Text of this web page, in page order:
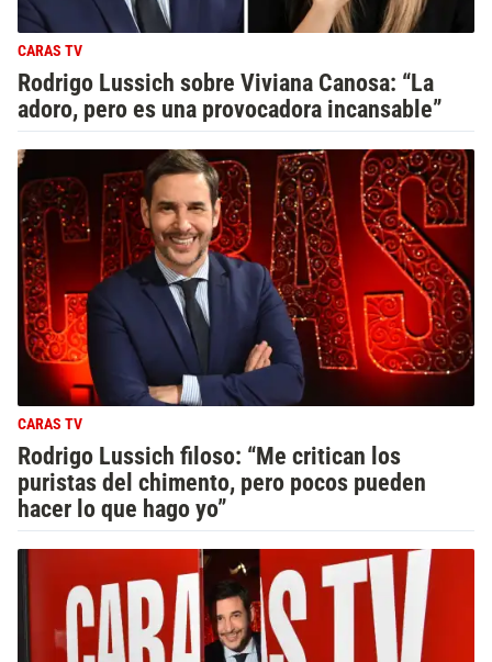
CARAS TV
Rodrigo Lussich sobre Viviana Canosa: “La
adoro, pero es una provocadora incansable”
CARAS TV
Rodrigo Lussich filoso: “Me critican los
puristas del chimento, pero pocos pueden
hacer lo que hago yo”